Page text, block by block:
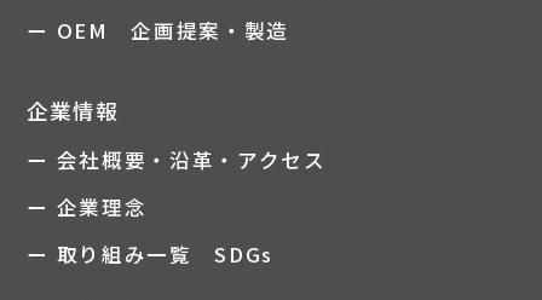
ー OEM 企画提案・製造
企業情報
ー 会社概要・沿革・アクセス
ー 企業理念
ー 取り組み一覧 SDGs